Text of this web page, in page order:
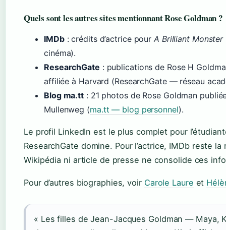
Quels sont les autres sites mentionnant Rose Goldman ?
IMDb: crédits d’actrice pourA Brilliant Monster
cinéma).
ResearchGate : publications de Rose H
affiliée à Harvard (ResearchGate — réseau
Blog ma.tt : 21 photos de Rose Goldman
Mullenweg (ma.tt — blog personnel).
Le profil LinkedIn est le plus complet pour
ResearchGate domine. Pour l’actrice, IMDb reste
Wikipédia ni article de presse ne consolide ces
Pour d’autres biographies, voir Carole Laure et
« Les filles de Jean-Jacques Goldman — Maya,